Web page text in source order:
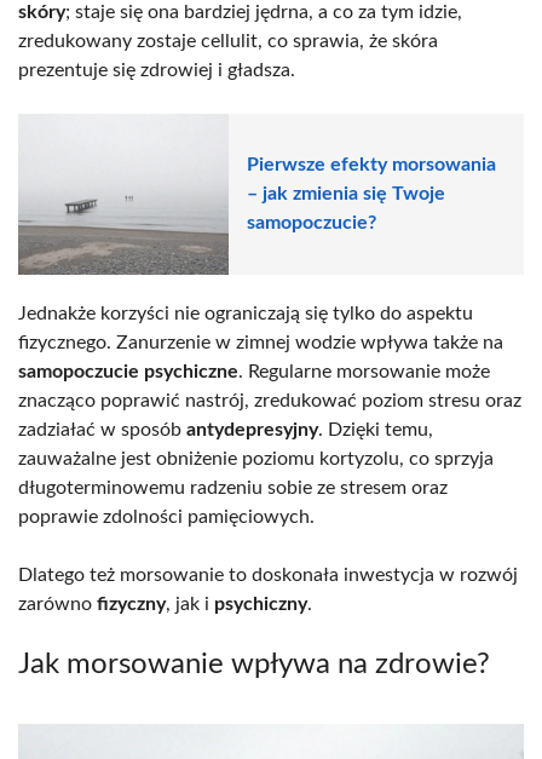
skóry; staje się ona bardziej jędrna, a co za tym idzie,
zredukowany zostaje cellulit, co sprawia, że skóra
prezentuje się zdrowiej i gładsza.
Pierwsze efekty morsowania
– jak zmienia się Twoje
samopoczucie?
Jednakże korzyści nie ograniczają się tylko do aspektu
fizycznego. Zanurzenie w zimnej wodzie wpływa także na
samopoczucie psychiczne. Regularne morsowanie może
znacząco poprawić nastrój, zredukować poziom stresu oraz
zadziałać w sposób antydepresyjny. Dzięki temu,
zauważalne jest obniżenie poziomu kortyzolu, co sprzyja
długoterminowemu radzeniu sobie ze stresem oraz
poprawie zdolności pamięciowych.
Dlatego też morsowanie to doskonała inwestycja w rozwój
zarówno fizyczny, jak i psychiczny.
Jak morsowanie wpływa na zdrowie?